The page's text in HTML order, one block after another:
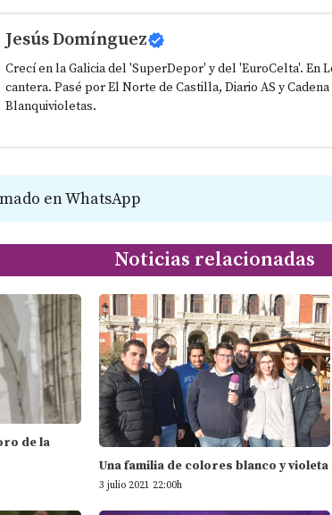
Jesús Domínguez
Crecí en la Galicia del 'SuperDepor' y del 'EuroCelta'. En
cantera. Pasé por El Norte de Castilla, Diario AS y
Blanquivioletas.
en WhatsApp
Noticias relacionadas
de la
Una familia de colores blanco y violeta
3 julio 2021 22:00h